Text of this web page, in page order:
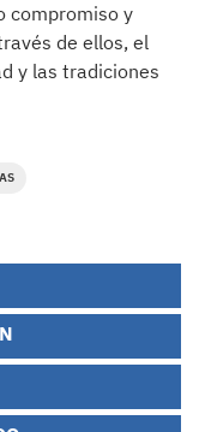
compromiso y
de ellos, el
y las tradiciones